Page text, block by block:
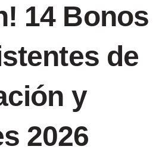
14 Bonos
de
y
2026